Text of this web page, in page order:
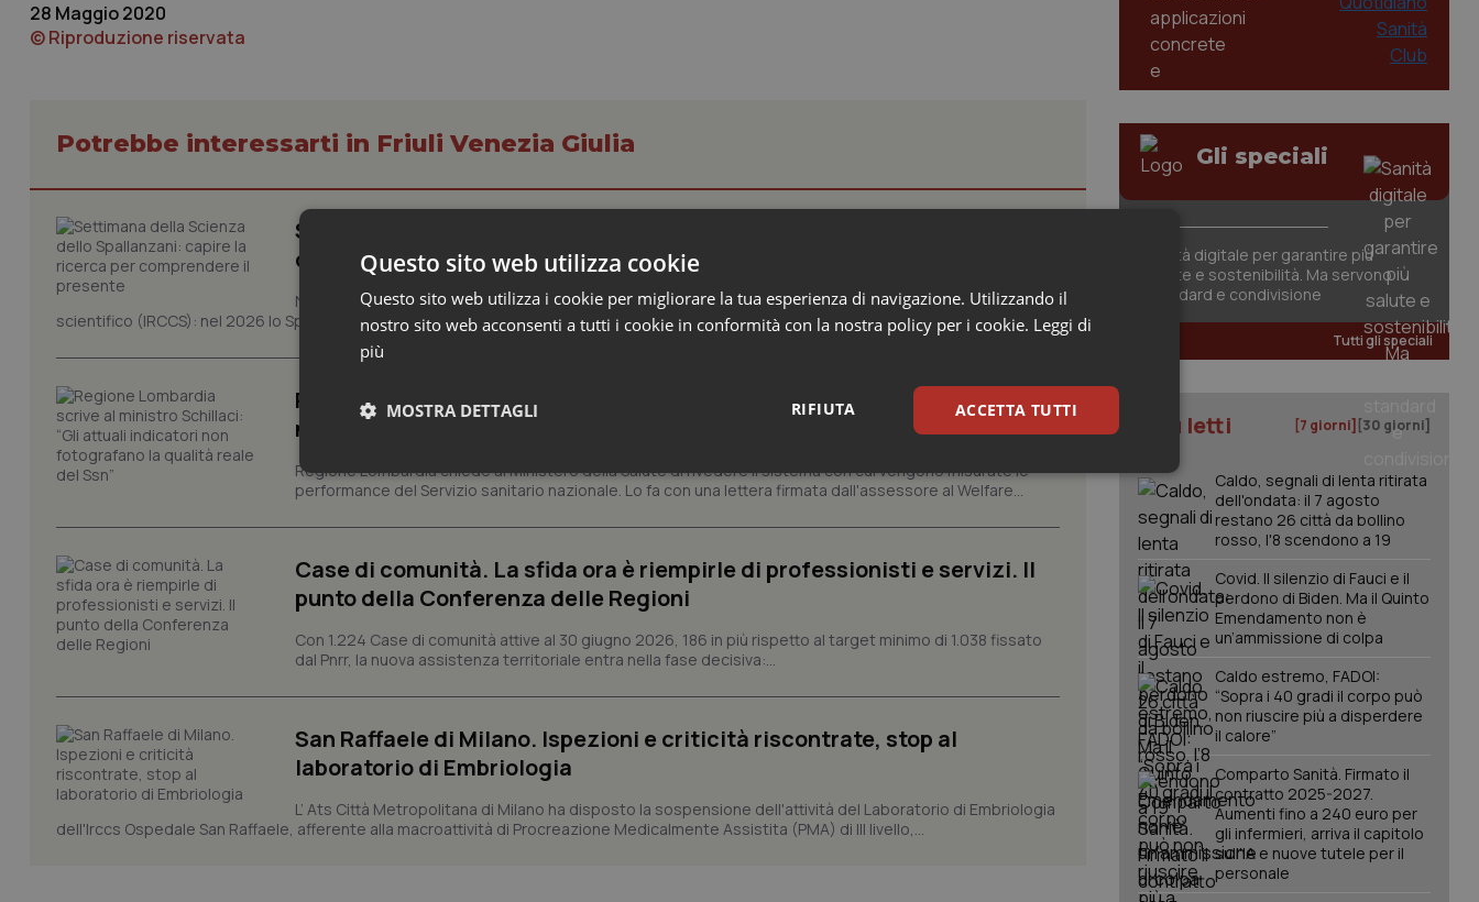
28 Maggio 2020
© Riproduzione riservata
Potrebbe interessarti in Friuli Venezia Giulia
Settimana della Scienza dello Spallanzani: capire la ricerca per
comprendere il presente
Novant'anni dalla fondazione e trent'anni dal riconoscimento come Istituto di ricovero e cura a carattere
scientifico (IRCCS): nel 2026 lo Spallanzani celebra due ricorrenze che rappresentano l'occasione per riflettere sul...
Regione Lombardia scrive al ministro Schillaci: “Gli attuali indicatori
non fotografano la qualità reale del Ssn”
Regione Lombardia chiede al Ministero della Salute di rivedere il sistema con cui vengono misurate le
performance del Servizio sanitario nazionale. Lo fa con una lettera firmata dall'assessore al Welfare...
Case di comunità. La sfida ora è riempirle di professionisti e servizi. Il
punto della Conferenza delle Regioni
Con 1.224 Case di comunità attive al 30 giugno 2026, 186 in più rispetto al target minimo di 1.038 fissato
dal Pnrr, la nuova assistenza territoriale entra nella fase decisiva:...
San Raffaele di Milano. Ispezioni e criticità riscontrate, stop al
laboratorio di Embriologia
L’ Ats Città Metropolitana di Milano ha disposto la sospensione dell'attività del Laboratorio di Embriologia
dell'Irccs Ospedale San Raffaele, afferente alla macroattività di Procreazione Medicalmente Assistita (PMA) di III livello,...
Gli speciali
Sanità digitale per garantire più
salute e sostenibilità. Ma servono
standard e condivisione
Tutti gli speciali
I più letti [7 giorni] [30 giorni]
Caldo, segnali di lenta ritirata
dell'ondata: il 7 agosto
restano 26 città da bollino
rosso, l'8 scendono a 19
Covid. Il silenzio di Fauci e il
perdono di Biden. Ma il Quinto
Emendamento non è
un’ammissione di colpa
Caldo estremo, FADOI:
“Sopra i 40 gradi il corpo può
non riuscire più a disperdere
il calore”
Comparto Sanità. Firmato il
contratto 2025-2027.
Aumenti fino a 240 euro per
gli infermieri, arriva il capitolo
sull'IA e nuove tutele per il
personale
Questo sito web utilizza cookie
Questo sito web utilizza i cookie per migliorare la tua esperienza di navigazione. Utilizzando il
nostro sito web acconsenti a tutti i cookie in conformità con la nostra policy per i cookie. Leggi di
più
ACCETTA TUTTI
RIFIUTA
MOSTRA DETTAGLI
Necessari Statistici Marketing
Statistici
I cookie necessari contribuiscono a rendere fruibile il sito web abilitandone funzionalità di base quali la navigazione sulle pagine
.youtube.com
Questo cookie viene utilizzato per memorizzare le
del visitatore riguardo a varie politiche e
impostazioni sulla privacy, garantendo che le loro
preferenze siano onorate nelle sessioni future.